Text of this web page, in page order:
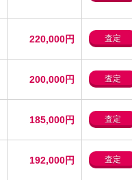
220,000円 査定
200,000円 査定
185,000円 査定
192,000円 査定